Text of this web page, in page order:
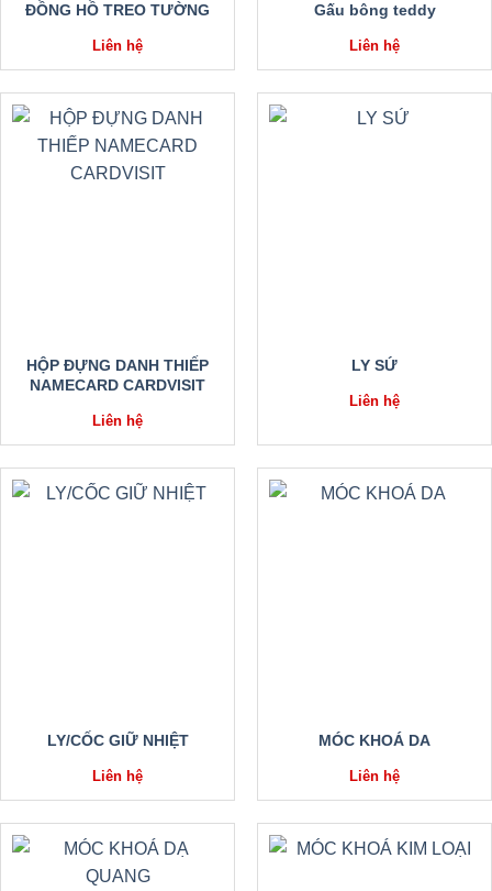
ĐỒNG HỒ TREO TƯỜNG
Liên hệ
Gấu bông teddy
Liên hệ
HỘP ĐỰNG DANH THIẾP
NAMECARD CARDVISIT
Liên hệ
LY SỨ
Liên hệ
LY/CỐC GIỮ NHIỆT
Liên hệ
MÓC KHOÁ DA
Liên hệ